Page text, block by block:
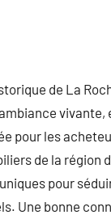
de La
vivante,
pour les
de la région
pour
Une bonne